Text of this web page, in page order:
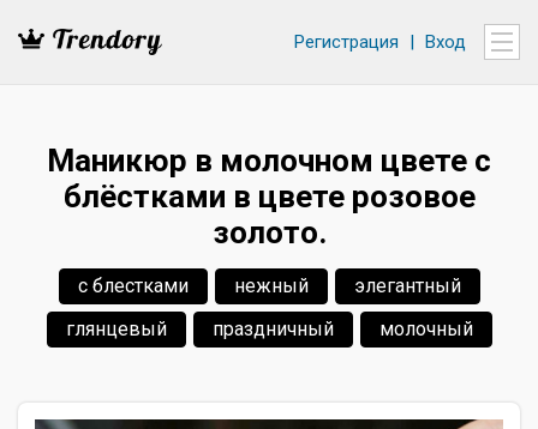
Регистрация | Вход
Маникюр в молочном цвете с
блёстками в цвете розовое
золото.
с блестками нежный
элегантный
глянцевый
праздничный молочный